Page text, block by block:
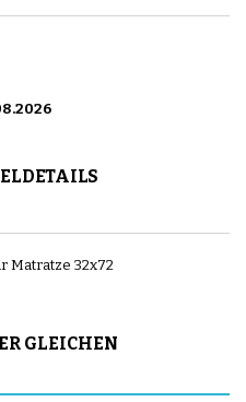
Matratze 32x72
GLEICHEN